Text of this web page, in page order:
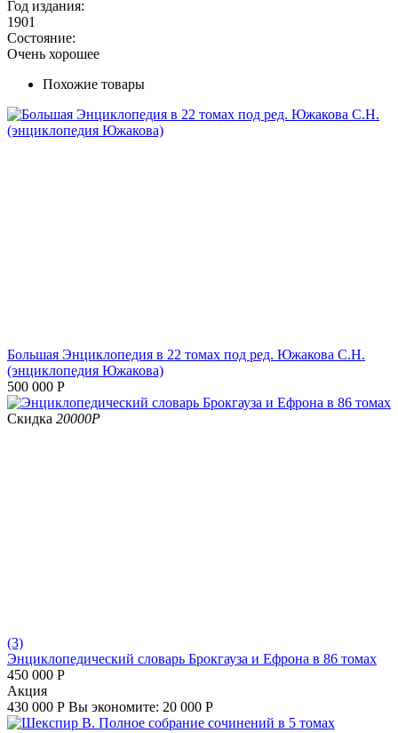
Год издания:
1901
Состояние:
Очень хорошее
Похожие товары
Большая Энциклопедия в 22 томах под ред. Южакова С.Н.
(энциклопедия Южакова)
500 000 Р
Скидка 20000Р
(3)
Энциклопедический словарь Брокгауза и Ефрона в 86 томах
450 000 Р
Aкция
430 000 Р Вы экономите: 20 000 Р